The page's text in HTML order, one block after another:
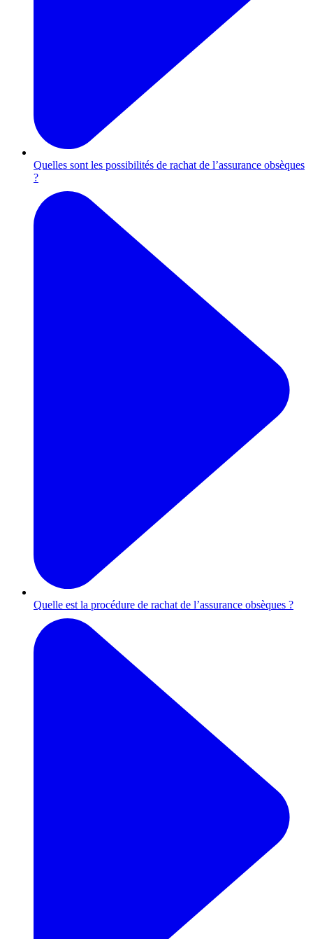
Quelles sont les possibilités de rachat de l’assurance obsèques
?
Quelle est la procédure de rachat de l’assurance obsèques ?